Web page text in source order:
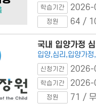
학습기간 2026-
정원 64 /
국내 입양가정
입양,심리,입양가
신청기간 2026-
학습기간 2026-
정원 71 /